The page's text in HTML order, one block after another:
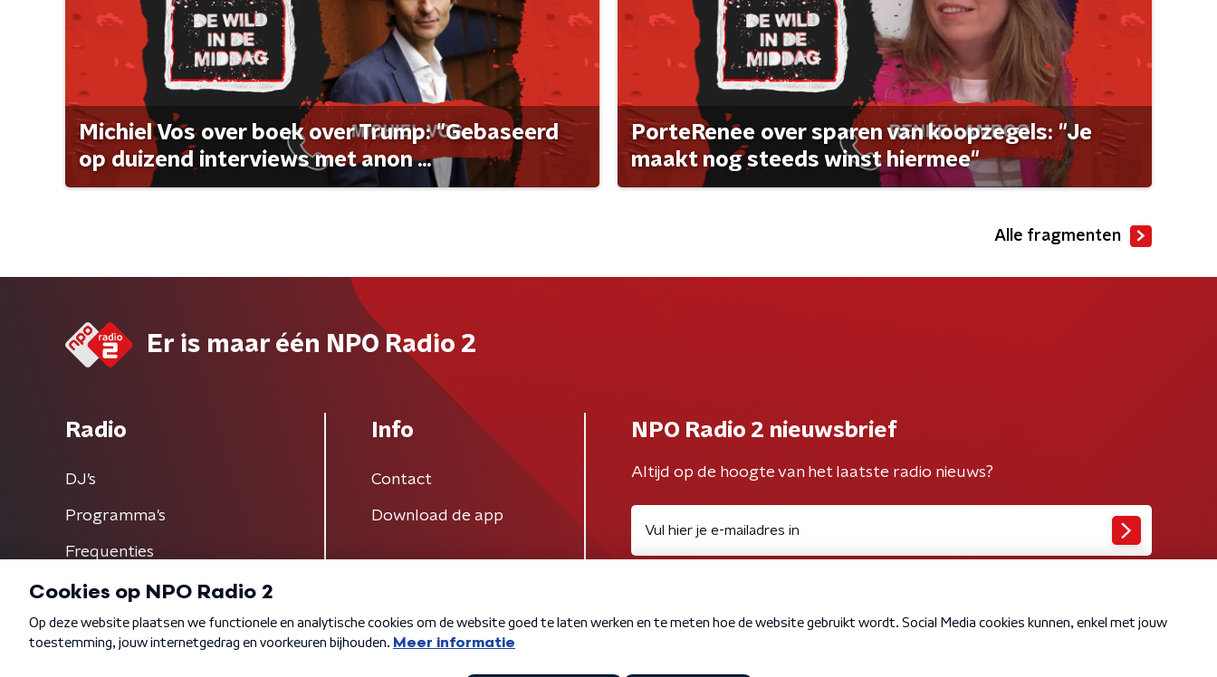
Michiel Vos over boek over Trump: "Gebaseerd
op duizend interviews met anon ...
PorteRenee over sparen van koopzegels: "Je
maakt nog steeds winst hiermee"
Alle fragmenten
Er is maar één NPO Radio 2
Radio
DJ’s
Programma's
Frequenties
Info
Contact
Download de app
NPO Radio 2 nieuwsbrief
Altijd op de hoogte van het laatste radio nieuws?
Algemene voorwaarden Privacybeleid